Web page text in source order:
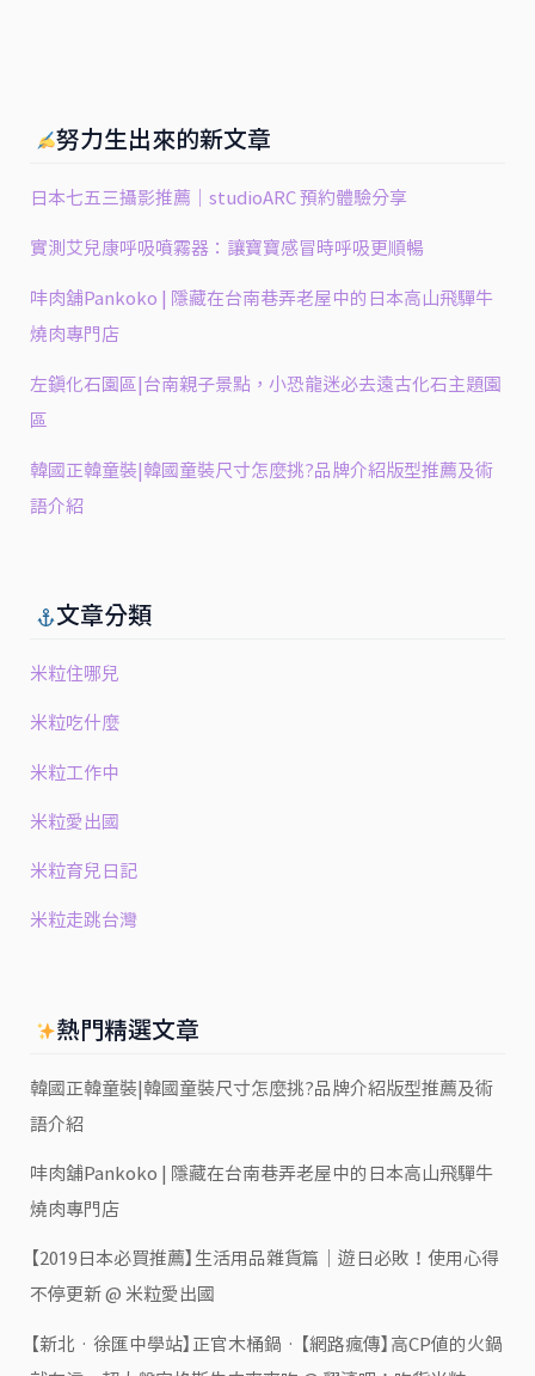
努力生出來的新文章
日本七五三攝影推薦｜studioARC 預約體驗分享
實測艾兒康呼吸噴霧器：讓寶寶感冒時呼吸更順暢
㕩肉舖Pankoko | 隱藏在台南巷弄老屋中的日本高山飛驒牛
燒肉專門店
左鎮化石園區|台南親子景點，小恐龍迷必去遠古化石主題園
區
韓國正韓童裝|韓國童裝尺寸怎麼挑?品牌介紹版型推薦及術
語介紹
文章分類
米粒住哪兒
米粒吃什麼
米粒工作中
米粒愛出國
米粒育兒日記
米粒走跳台灣
熱門精選文章
韓國正韓童裝|韓國童裝尺寸怎麼挑?品牌介紹版型推薦及術
語介紹
㕩肉舖Pankoko | 隱藏在台南巷弄老屋中的日本高山飛驒牛
燒肉專門店
【2019日本必買推薦】生活用品雜貨篇｜遊日必敗！使用心得
不停更新 @ 米粒愛出國
【新北‧徐匯中學站】正官木桶鍋‧【網路瘋傳】高CP值的火鍋